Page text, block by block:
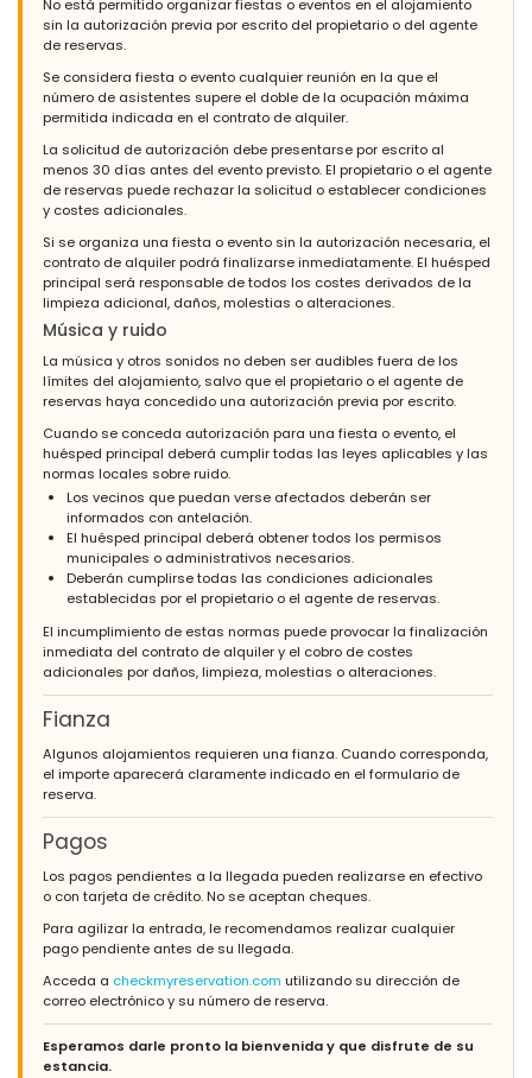
No está permitido organizar fiestas o eventos en el alojamiento
sin la autorización previa por escrito del propietario o del agente
de reservas.
Se considera fiesta o evento cualquier reunión en la que el
número de asistentes supere el doble de la ocupación máxima
permitida indicada en el contrato de alquiler.
La solicitud de autorización debe presentarse por escrito al
menos 30 días antes del evento previsto. El propietario o el agente
de reservas puede rechazar la solicitud o establecer condiciones
y costes adicionales.
Si se organiza una fiesta o evento sin la autorización necesaria, el
contrato de alquiler podrá finalizarse inmediatamente. El huésped
principal será responsable de todos los costes derivados de la
limpieza adicional, daños, molestias o alteraciones.
Música y ruido
La música y otros sonidos no deben ser audibles fuera de los
límites del alojamiento, salvo que el propietario o el agente de
reservas haya concedido una autorización previa por escrito.
Cuando se conceda autorización para una fiesta o evento, el
huésped principal deberá cumplir todas las leyes aplicables y las
normas locales sobre ruido.
Los vecinos que puedan verse afectados deberán ser
informados con antelación.
El huésped principal deberá obtener todos los permisos
municipales o administrativos necesarios.
Deberán cumplirse todas las condiciones adicionales
establecidas por el propietario o el agente de reservas.
El incumplimiento de estas normas puede provocar la finalización
inmediata del contrato de alquiler y el cobro de costes
adicionales por daños, limpieza, molestias o alteraciones.
Fianza
Algunos alojamientos requieren una fianza. Cuando corresponda,
el importe aparecerá claramente indicado en el formulario de
reserva.
Pagos
Los pagos pendientes a la llegada pueden realizarse en efectivo
o con tarjeta de crédito. No se aceptan cheques.
Para agilizar la entrada, le recomendamos realizar cualquier
pago pendiente antes de su llegada.
Acceda a checkmyreservation.com utilizando su dirección de
correo electrónico y su número de reserva.
Esperamos darle pronto la bienvenida y que disfrute de su
estancia.